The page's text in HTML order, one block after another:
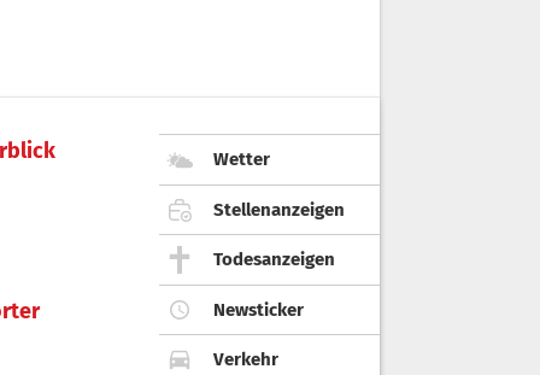
Wetter
Stellenanzeigen
Todesanzeigen
Newsticker
Verkehr